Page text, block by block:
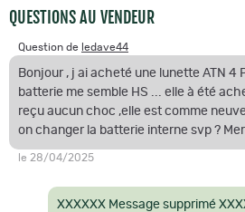
Micro-écran 1280x960
Résolution d'enregistrement vidéo
(30/60/120/240 images par seconde)
Calculateur balistique Oui
WiFi (Streaming, Galerie et Contrôles)
Bluetooth Oui
Accéléromètre 3D Oui
QUESTIONS AU VENDEUR
Question de ledave44
Bonjour , j ai acheté une lunette ATN 4
batterie me semble HS ... elle à été
reçu aucun choc ,elle est comme
on changer la batterie interne svp ?
le 28/04/2025
XXXXXX Message supprimé